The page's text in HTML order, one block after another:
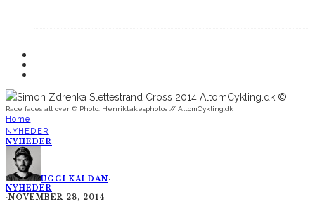
Race faces all over © Photo: Henriktakesphotos // AltomCykling.dk
Home
NYHEDER
NYHEDER
UGGI KALDAN·
NYHEDER
·NOVEMBER 28, 2014